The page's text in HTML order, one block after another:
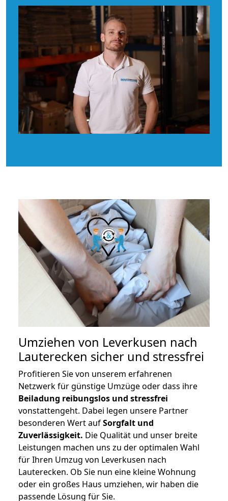
Umziehen von Leverkusen nach
Lauterecken sicher und stressfrei
Profitieren Sie von unserem erfahrenen
Netzwerk für günstige Umzüge oder dass ihre
Beiladung reibungslos und stressfrei
vonstattengeht. Dabei legen unsere Partner
besonderen Wert aufSorgfalt und
Zuverlässigkeit. Die Qualität und unser breite
Leistungen machen uns zu der optimalen Wahl
für Ihren Umzug von Leverkusen nach
Lauterecken. Ob Sie nun eine kleine Wohnung
oder ein großes Haus umziehen, wir haben die
passende Lösung für Sie.